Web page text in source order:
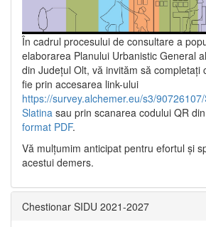
În cadrul procesului de consultare a
elaborarea Planului Urbanistic General
din Județul Olt, vă invităm să completați
fie prin accesarea link-ului
https://survey.alchemer.eu/s3/
Slatina sau prin scanarea codului QR din
format PDF.
Vă mulţumim anticipat pentru efortul şi
acestui demers.
Chestionar SIDU 2021-2027